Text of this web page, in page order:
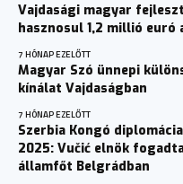
Vajdasági magyar
hasznosul 1,2 millió euró
7 HÓNAP EZELŐTT
Magyar Szó ünnepi
kínálat Vajdaságban
7 HÓNAP EZELŐTT
Szerbia Kongó
2025: Vučić elnök
államfőt Belgrádban